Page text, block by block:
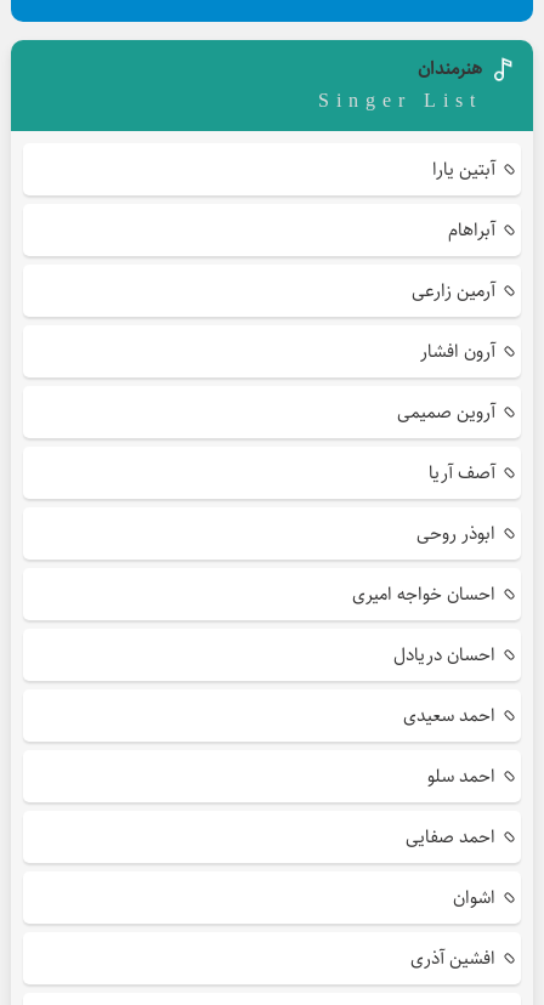
هنرمندان
Singer List
آبتین یارا
آبراهام
آرمین زارعی
آرون افشار
آروین صمیمی
آصف آریا
ابوذر روحی
احسان خواجه امیری
احسان دریادل
احمد سعیدی
احمد سلو
احمد صفایی
اشوان
افشین آذری